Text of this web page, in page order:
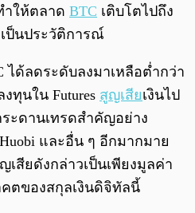
ำให้ตลาด BTC เติบโตไปถึง
ป็นประวัติการณ์
ได้ลดระดับลงมาเหลือต่ำกว่า
ทุนใน Futures สูญเสียเงินไป
ะดานเทรดสำคัญอย่าง
และอื่น ๆ อีกมากมาย
สียดังกล่าวเป็นเพียงมูลค่า
ตของสกุลเงินดิจิทัลนี้